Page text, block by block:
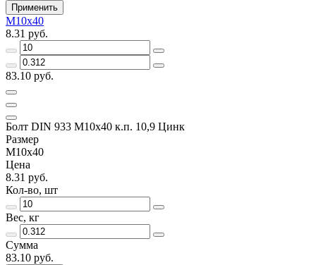
Применить
М10х40
8.31 руб.
83.10 руб.
Болт DIN 933 М10х40 к.п. 10,9 Цинк
Размер
М10х40
Цена
8.31 руб.
Кол-во, шт
Вес, кг
Сумма
83.10 руб.